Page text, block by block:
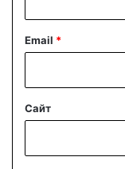
Email *
Сайт